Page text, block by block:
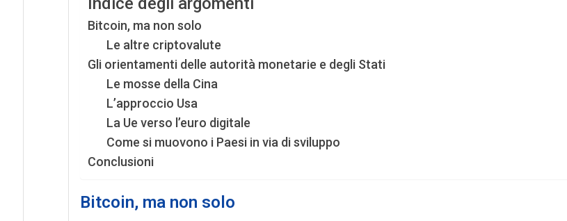
Bitcoin, ma non solo
Le altre criptovalute
Gli orientamenti delle autorità monetarie e degli Stati
Le mosse della Cina
L’approccio Usa
La Ue verso l’euro digitale
Come si muovono i Paesi in via di sviluppo
Conclusioni
Bitcoin, ma non solo